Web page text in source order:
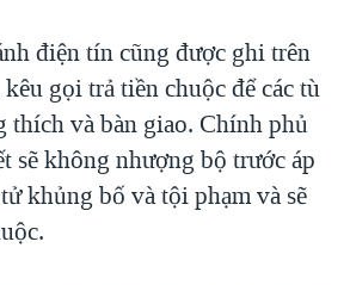
điện tín cũng được ghi trên
gọi trả tiền chuộc để các tù
thích và bàn giao. Chính phủ
sẽ không nhượng bộ trước áp
khủng bố và tội phạm và sẽ